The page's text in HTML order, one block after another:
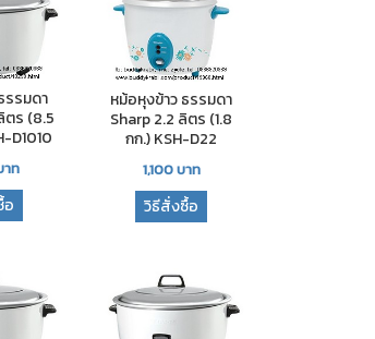
รรมดา
ตร (8.5
D1010
ท
อ
หม้อหุงข้าว ธรรมดา
Sharp 2.2 ลิตร (1.8
กก.) KSH-D22
1,100บาท
วิธีสั่งซื้อ